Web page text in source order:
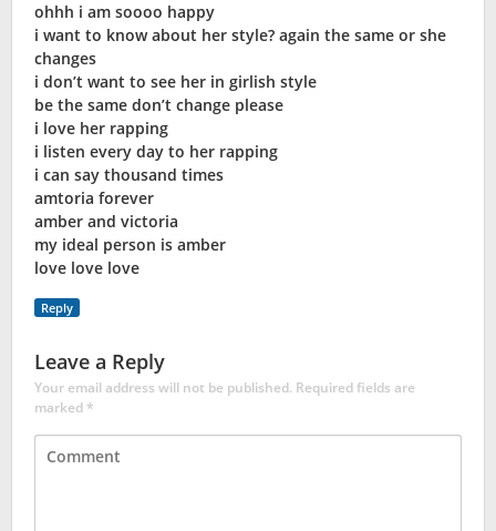
ohhh i am soooo happy
i want to know about her style? again the same or she
changes
i don’t want to see her in girlish style
be the same don’t change please
i love her rapping
i listen every day to her rapping
i can say thousand times
amtoria forever
amber and victoria
my ideal person is amber
love love love
Reply
Leave a Reply
Your email address will not be published. Required fields are
marked*